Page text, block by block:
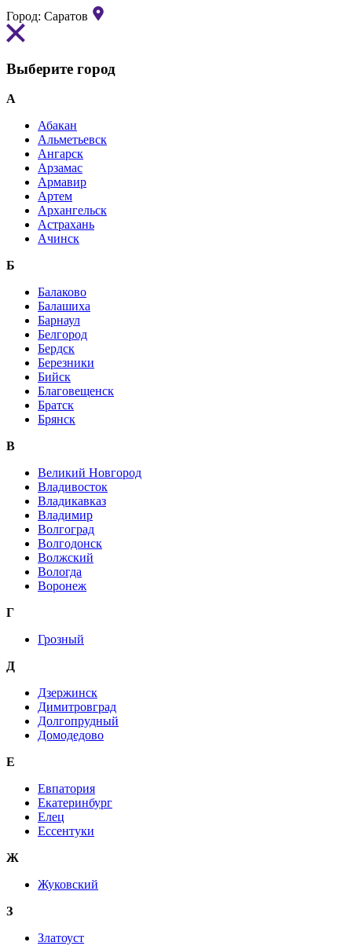
Город: Саратов
Выберите город
А
Абакан
Альметьевск
Ангарск
Арзамас
Армавир
Артем
Архангельск
Астрахань
Ачинск
Б
Балаково
Балашиха
Барнаул
Белгород
Бердск
Березники
Бийск
Благовещенск
Братск
Брянск
В
Великий Новгород
Владивосток
Владикавказ
Владимир
Волгоград
Волгодонск
Волжский
Вологда
Воронеж
Г
Грозный
Д
Дзержинск
Димитровград
Долгопрудный
Домодедово
Е
Евпатория
Екатеринбург
Елец
Ессентуки
Ж
Жуковский
З
Златоуст